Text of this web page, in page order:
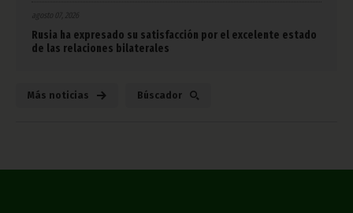
agosto 07, 2026
Rusia ha expresado su satisfacción por el excelente estado
de las relaciones bilaterales
Más noticias Búscador